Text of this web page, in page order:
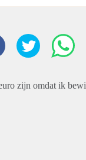
zijn omdat ik